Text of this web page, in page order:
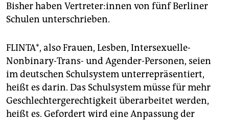
Bisher haben Ver­tre­te­r:in­nen von fünf Berliner
Schulen unterschrieben.
FLINTA*, also Frauen, Lesben, Intersexuelle-
Nonbinary-Trans- und Agender-Personen, seien
im deutschen Schulsystem unterrepräsentiert,
heißt es darin. Das Schulsystem müsse für mehr
Geschlechtergerechtigkeit überarbeitet werden,
heißt es. Gefordert wird eine Anpassung der